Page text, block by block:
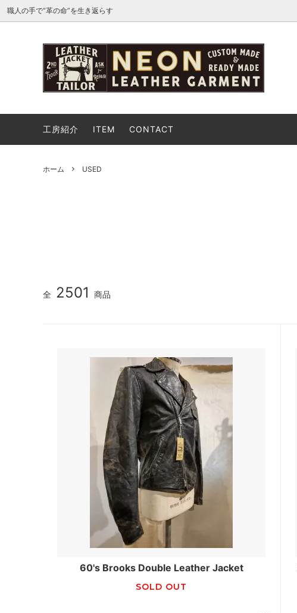
職人の手で“革の命”を生き返らす
THE ROYAL EXCHANGE 2026 USEDアウター
トップス ボトムス
NEON USED
レザーの修理について 依頼の流れ
工房紹介 ITEM CONTACT
ホーム USED
全 2501 商品
60's Brooks Double Leather Jacket
SOLD OUT